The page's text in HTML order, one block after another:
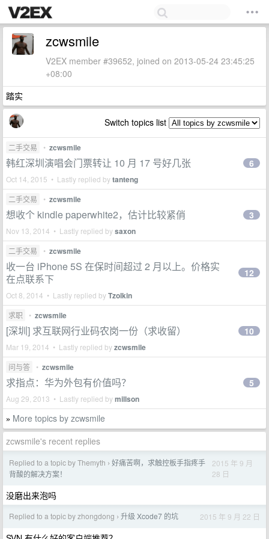
zcwsmile
V2EX member #39652, joined on 2013-05-24 23:45:25
+08:00
踏实
Switch topics list
二手交易 • zcwsmile
韩红深圳演唱会门票转让 10 月 17 号好几张
Oct 14, 2015 • Lastly replied bytanteng
6
二手交易 • zcwsmile
想收个 kindle paperwhite2，估计比较紧俏
Nov 13, 2014 • Lastly replied bysaxon
3
二手交易 • zcwsmile
收一台 iPhone 5S 在保时间超过 2 月以上。价格实
在点联系下
Oct 8, 2014 • Lastly replied byTzolkin
12
求职 • zcwsmile
[深圳] 求互联网行业码农岗一份（求收留）
Mar 19, 2014 • Lastly replied byzcwsmile
10
问与答 • zcwsmile
求指点：华为外包有价值吗？
Aug 29, 2013 • Lastly replied bymillson
5
» More topics by zcwsmile
zcwsmile's recent replies
Replied to a topic by Themyth › 好痛苦啊，求触控板手指疼手
背酸的解决方案！
2015 年 9 月
28 日
没磨出来泡吗
Replied to a topic by zhongdong › 升级 Xcode7 的坑 2015 年 9 月 22 日